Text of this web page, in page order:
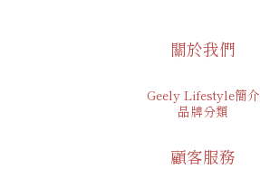
關於我們
Geely Lifestyle簡介
品牌分類
顧客服務